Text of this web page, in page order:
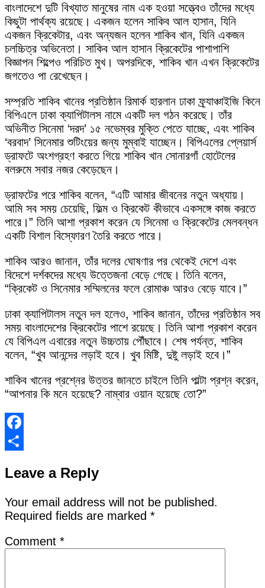
বাংলাদেশে দুটি বিখ্যাত মানুষের নাম এক হওয়া সত্ত্বেও তাঁদের মধ্যে
কিছুটা পার্থক্য রয়েছে। একজন হলেন সাকিব আল হাসান, যিনি
একজন ক্রিকেটার, এবং অন্যজন হলেন শাকিব খান, যিনি একজন
চলচ্চিত্র অভিনেতা। সাকিব আল হাসান ক্রিকেটের পাশাপাশি
বিজ্ঞাপন শিল্পেও পরিচিত মুখ। অপরদিকে, শাকিব খান এখন ক্রিকেটের
জগতেও পা রেখেছেন।
সম্প্রতি শাকিব খানের প্রতিষ্ঠান রিমার্ক হারলান ঢাকা ফ্র্যাঞ্চাইজি কিনে
বিপিএলে ঢাকা ক্যাপিটালস নামে একটি দল গঠন করেছে। তাঁর
অভিনীত সিনেমা ‘দরদ’ ১৫ নভেম্বর মুক্তি পেতে যাচ্ছে, এবং শাকিব
‘বরবাদ’ সিনেমার শুটিংয়ের জন্য মুম্বাই যাচ্ছেন। বিপিএলের প্লেয়ার্স
ড্রাফটে অংশগ্রহণ করতে গিয়ে শাকিব খান সোনারগাঁ হোটেলের
বলরুমে সবার নজর কেড়েছেন।
ড্রাফটের পরে শাকিব বলেন, “এটি আমার জীবনের নতুন অধ্যায়।
আমি সব সময় চেয়েছি, ফিল্ম ও ক্রিকেট কীভাবে একসঙ্গে কাজ করতে
পারে।” তিনি আশা প্রকাশ করেন যে সিনেমা ও ক্রিকেটের মেলবন্ধন
একটি বিশাল বিস্ফোরণ তৈরি করতে পারে।
শাকিব আরও জানান, তাঁর দলের ঘোষণার পর থেকেই দেশে এবং
বিদেশে দর্শকদের মধ্যে উত্তেজনা বেড়ে গেছে। তিনি বলেন,
“ক্রিকেট ও সিনেমার সম্মিলনের ফলে রোমাঞ্চ আরও বেড়ে যাবে।”
ঢাকা ক্যাপিটালস নতুন দল হলেও, শাকিব জানান, তাঁদের প্রতিষ্ঠান সব
সময় বাংলাদেশের ক্রিকেটের পাশে রয়েছে। তিনি আশা প্রকাশ করেন
যে বিপিএল এবারের নতুন উচ্চতায় পৌঁছাবে। শেষ পর্যন্ত, শাকিব
বলেন, “খুব আনন্দের লড়াই হবে। খুব মিষ্টি, দুষ্টু লড়াই হবে।”
শাকিব খানের প্রশ্নের উত্তর জানতে চাইলে তিনি পাল্টা প্রশ্ন করেন,
“আপনার কি মনে হয়েছে? নাম্বার ওয়ান হয়েছে তো?”
Facebook
Leave a Reply
Your email address will not be published.
Required fields are marked *
Comment *